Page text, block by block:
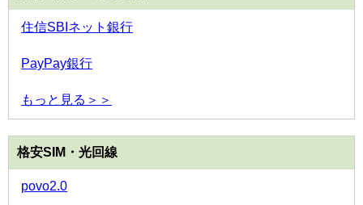
住信SBIネット銀行
PayPay銀行
もっと見る＞＞
格安SIM・光回線
povo2.0